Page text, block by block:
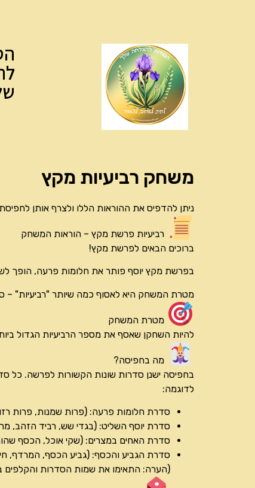
משחק רביעיות מקץ
ניתן להדפיס את ההוראות הללו ולצרף אותן
רביעיות פרשת מקץ – הוראות המשחק
ברוכים הבאים לפרשת מקץ!
בפרשת מקץ יוסף פותר את חלומות פרעה, הופך
מטרת המשחק היא לאסוף כמה שיותר "רביעיות" – סדרות של 4 קלפים מאותו
מטרת המשחק
להיות השחקן שאסף את מספר הרביעיות הגדול
מה בחפיסה?
בחפיסה ישנן סדרות שונות הקשורות לפרשה. כל סדרה
לדוגמה:
סדרת חלומות פרעה: (פרות שמנות, פרות
סדרת יוסף השליט: (בגדי שש, רביד הזהב,
סדרת האחים במצרים: (שקי אוכל, הכסף
סדרת הגביע והכסף: (גביע הכסף, המרדף,
(הערה: התאימו את שמות הסדרות